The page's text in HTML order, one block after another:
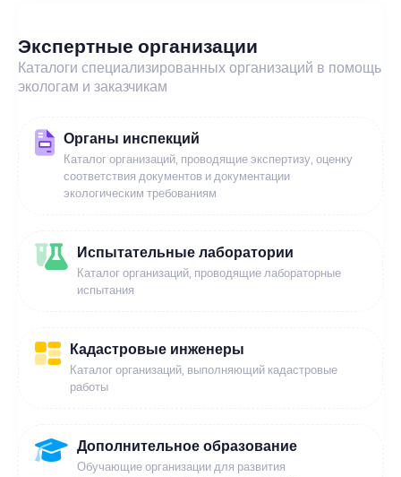
Экспертные организации
Каталоги специализированных организаций в помощь
экологам и заказчикам
Органы инспекций
Каталог организаций, проводящие экспертизу, оценку
соответствия документов и документации
экологическим требованиям
Испытательные лаборатории
Каталог организаций, проводящие лабораторные
испытания
Кадастровые инженеры
Каталог организаций, выполняющий кадастровые
работы
Дополнительное образование
Обучающие организации для развития